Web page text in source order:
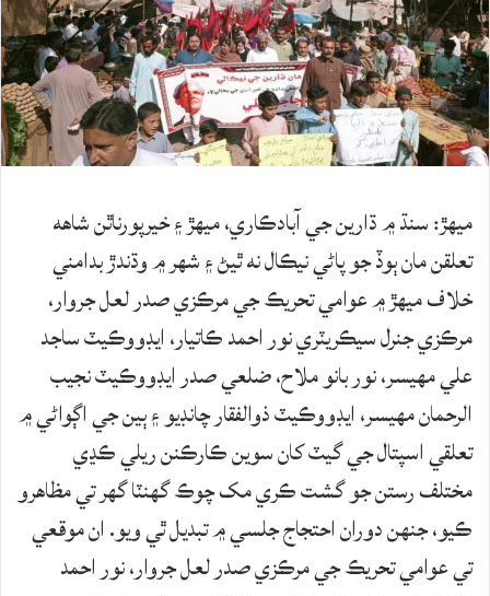
ميهڙ: سنڌ ۾ ڌارين جي آبادڪاري، ميهڙ ۽ خيرپورناٿن شاھه
تعلقن مان ٻوڏ جو پاڻي نيڪال نه ٿيڻ ۽ شھر ۾ وڌندڙ بدامني
خلاف ميهڙ ۾ عوامي تحريڪ جي مرڪزي صدر لعل جروار،
مرڪزي جنرل سيڪريٽري نور احمد ڪاتيار، ايڊووڪيٽ ساجد
علي مهيسر، نور بانو ملاح، ضلعي صدر ايڊووڪيٽ نجيب
الرحمان مهيسر، ايڊووڪيٽ ذوالفقار چانڊيو ۽ ٻين جي اڳواڻي ۾
تعلقي اسپتال جي گيٽ کان سوين ڪارڪنن ريلي ڪڍي
مختلف رستن جو گشت ڪري مک چوڪ گهنٽا گهر تي مظاهرو
ڪيو، جنهن دوران احتجاج جلسي ۾ تبديل ٿي ويو. ان موقعي
تي عوامي تحريڪ جي مرڪزي صدر لعل جروار، نور احمد